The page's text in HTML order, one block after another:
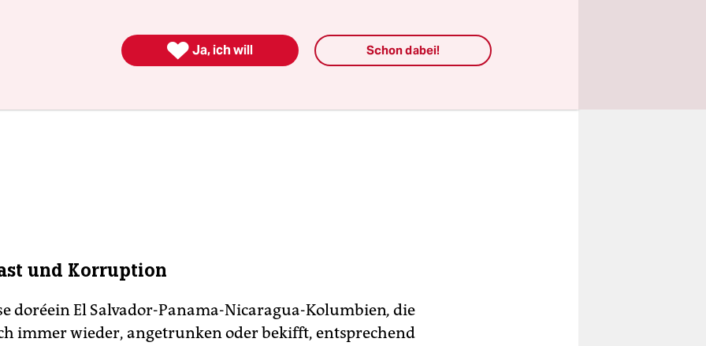
und Korruption
doréein El Salvador-Panama-Nicaragua-Kolumbien, die
immer wieder, angetrunken oder bekifft, entsprechend
 Ja, ich will Schon dabei!